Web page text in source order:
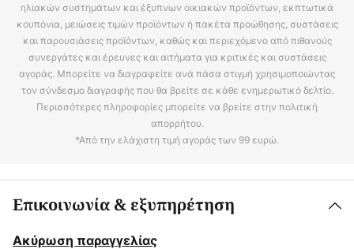
ηλιακών συστημάτων και έξυπνων οικιακών προϊόντων, εκπτωτικά
κουπόνια, μειώσεις τιμών προϊόντων ή πακέτα προώθησης, συστάσεις
και παρουσιάσεις προϊόντων, καθώς και περιεχόμενο από πιθανούς
συνεργάτες και έρευνες και αιτήματα για κριτικές και συστάσεις
αγοράς. Μπορείτε να διαγραφείτε ανά πάσα στιγμή χρησιμοποιώντας
τον σύνδεσμο διαγραφής που θα βρείτε σε κάθε ενημερωτικό δελτίο.
Περισσότερες πληροφορίες μπορείτε να βρείτε στην πολιτική
απορρήτου.
*Από την ελάχιστη τιμή αγοράς των 99 ευρώ.
Επικοινωνία & εξυπηρέτηση
Ακύρωση παραγγελίας